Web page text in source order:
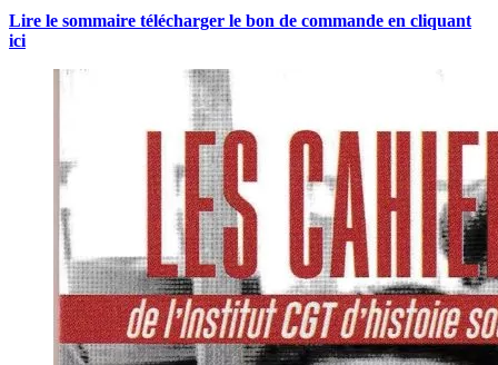
Lire le sommaire télécharger le bon de commande en cliquant
ici